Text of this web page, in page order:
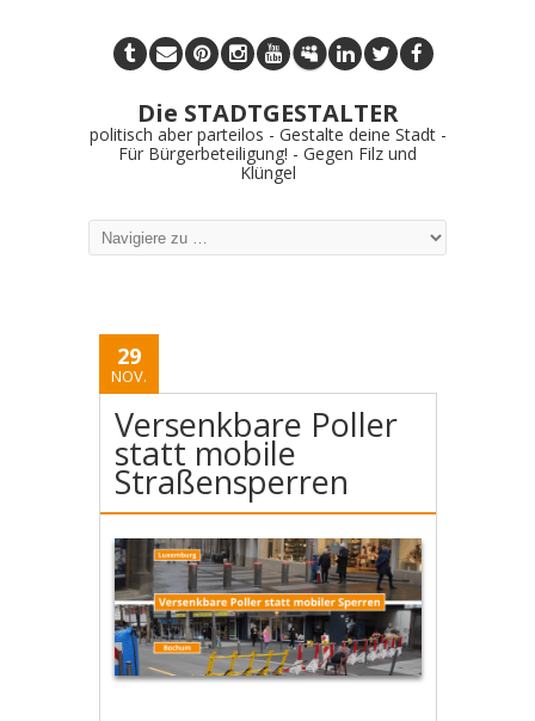
Die STADTGESTALTER
politisch aber parteilos - Gestalte deine Stadt -
Für Bürgerbeteiligung! - Gegen Filz und
Klüngel
29
NOV.
Versenkbare Poller
statt mobile
Straßensperren